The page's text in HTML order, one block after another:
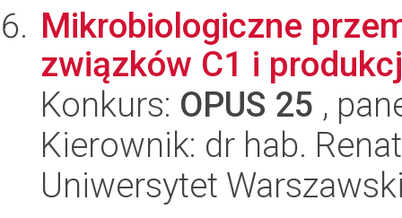
Mikrobiologiczne
związków C1 i
Konkurs: OPUS 25 ,
Kierownik: dr hab.
Uniwersytet